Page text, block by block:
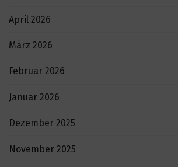
April 2026
März 2026
Februar 2026
Januar 2026
Dezember 2025
November 2025